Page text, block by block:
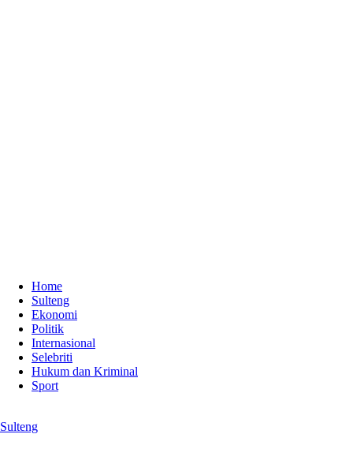
Home
Sulteng
Ekonomi
Politik
Internasional
Selebriti
Hukum dan Kriminal
Sport
Sulteng